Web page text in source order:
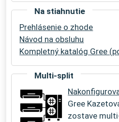
Na stiahnutie
Prehlásenie o zhode
Návod na obsluhu
Kompletný katalóg Gree
Multi-split
Gree
zostave